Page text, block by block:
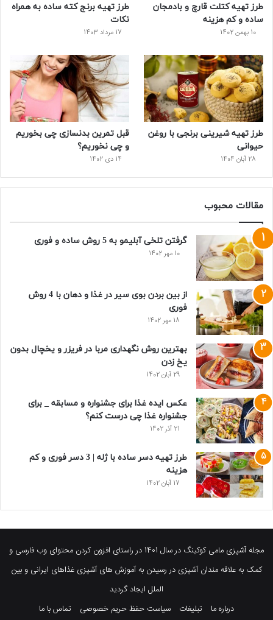
ت
طرز تهیه کتلت قارچ و بادمجان
ساده و کم هزینه
10 بهمن 1402
طرز تهیه برنج کته ساده به همراه
نکات
17 مرداد 1403
طرز تهیه شیرینی برنجی با روغن
حیوانی
28 آبان 1404
قبل تمرین بدنسازی چی بخوریم
و چی نخوریم؟
14 دی 1402
مقالات محبوب
گرفتن تلخی آبلیمو به 5 روش ساده و فوری
10 مهر 1402
از بین بردن بوی سیر در غذا و دهان با 4 روش
فوری
18 مهر 1402
بهترین روش نگهداری مربا در فریزر و یخچال بدون
یخ زدن
29 آبان 1402
عکس ایده غذا برای جشنواره و مسابقه _ برای
جشنواره غذا چی درست کنم؟
21 آذر 1402
طرز تهیه دسر ساده با ژله | 3 دسر فوری و کم
هزینه
17 آبان 1402
مجله آشپزی مامی کوکینگ در سال 1401 در راستای افزون کردن محتوای وب فارسی و
کمک به علاقه مندان آشپزی در رسیدن به آموزش های آشپزی غذاهای ایرانی و بین
الملل ایجاد گردید
درباره ما
تبلیغات سیاست حفظ حریم خصوصی تماس با ما